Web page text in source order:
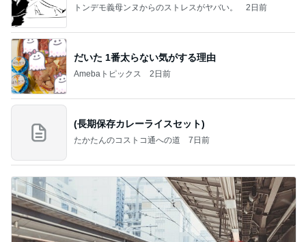
トンデモ義母ンヌからのストレスがヤバい。 2日前
だいた 1番太らない気がする理由
Amebaトピックス 2日前
(長期保存カレーライスセット)
たかたんのコストコ通への道 7日前